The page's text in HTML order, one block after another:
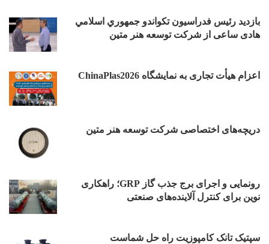
بازدید رئیس فدراسیون تکواندو جمهوري اسلامي
هادی ساعی از شرکت توسعه هنر متین
اعزام هیأت تجاری به نمایشگاه ChinaPlas2026
دریچه‌های اختصاصی شرکت توسعه هنر متین
رونمایی و اجرای برج جذب گاز GRP؛ راهکاری
نوین برای کنترل آلاینده‌های صنعتی
سپتیک تانک کامپوزیت راه حل شماست